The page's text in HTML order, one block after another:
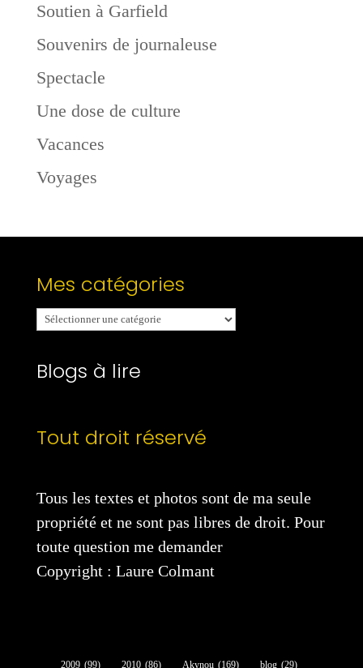
Soutien à Garfield
Souvenirs de journaleuse
Spectacle
Une dose de culture
Vacances
Voyages
Mes catégories
Mes
catégories
Blogs à lire
Tout droit réservé
Tous les textes et photos sont de ma seule
propriété et ne sont pas libres de droit. Pour
toute question me demander
Copyright : Laure Colmant
2009 (99) 2010 (86) Akynou (169) blog (29)